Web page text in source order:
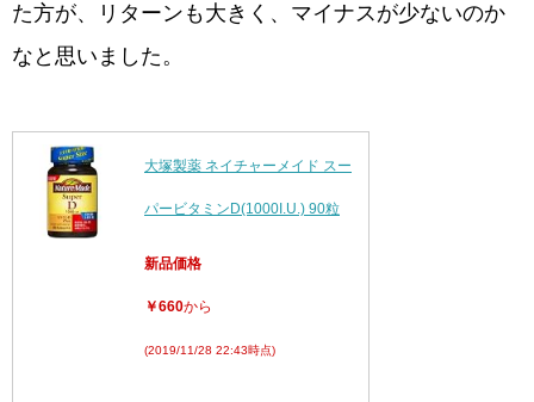
た方が、リターンも大きく、マイナスが少ないのか
なと思いました。
大塚製薬 ネイチャーメイド スー
パービタミンD(1000I.U.) 90粒
新品価格
￥660から
(2019/11/28 22:43時点)